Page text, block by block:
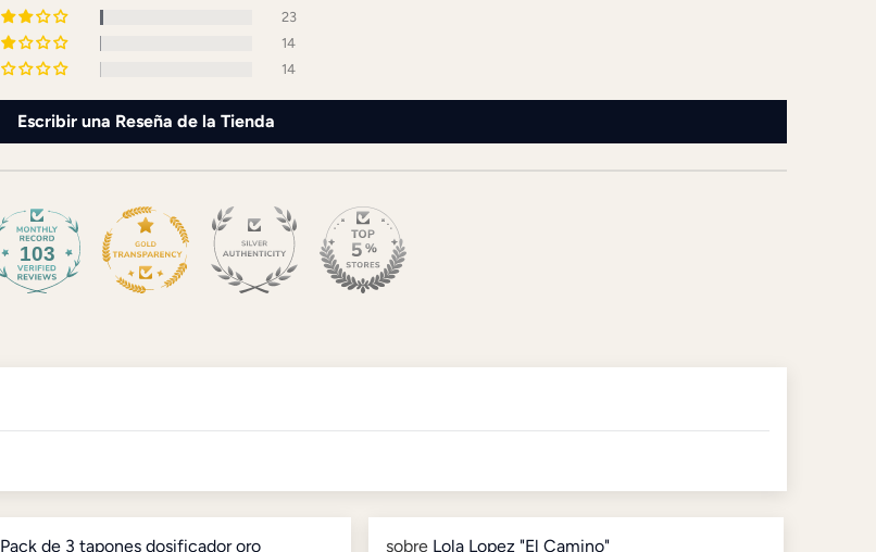
23
14
14
Escribir una Reseña de la Tienda
103
Pack de 3 tapones dosificador oro Lola Lopez "El Camino"